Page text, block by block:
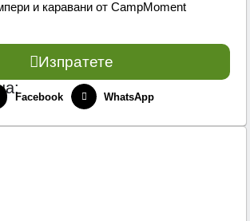
и каравани от CampMoment
Изпратете
Facebook WhatsApp